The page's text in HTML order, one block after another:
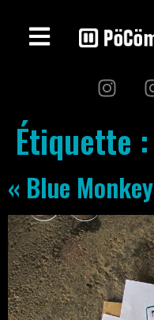
Étiquette :
« Blue